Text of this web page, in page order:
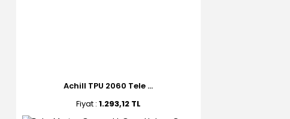
Achill TPU 2060 Tele ...
Fiyat : 1.293,12 TL